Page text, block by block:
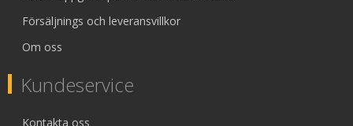
Försäljnings och leveransvillkor
Om oss
Kundeservice
Kontakta oss